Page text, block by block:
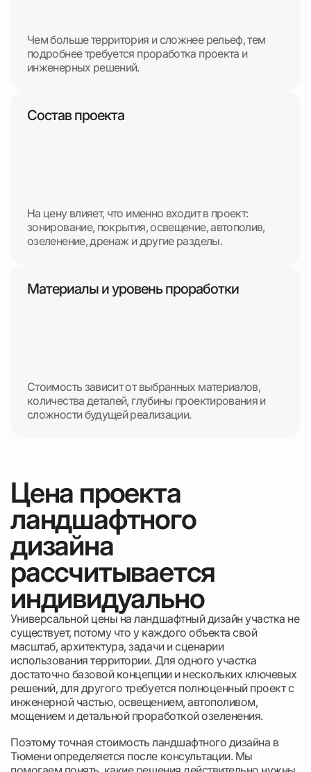
Чем больше территория и сложнее рельеф, тем
подробнее требуется проработка проекта и
инженерных решений.
Состав проекта
На цену влияет, что именно входит в проект:
зонирование, покрытия, освещение, автополив,
озеленение, дренаж и другие разделы.
Материалы и уровень проработки
Стоимость зависит от выбранных материалов,
количества деталей, глубины проектирования и
сложности будущей реализации.
Цена проекта
ландшафтного
дизайна
рассчитывается
индивидуально
Универсальной цены на ландшафтный дизайн участка не
существует, потому что у каждого объекта свой
масштаб, архитектура, задачи и сценарии
использования территории. Для одного участка
достаточно базовой концепции и нескольких ключевых
решений, для другого требуется полноценный проект с
инженерной частью, освещением, автополивом,
мощением и детальной проработкой озеленения.
Поэтому точная стоимость ландшафтного дизайна в
Тюмени определяется после консультации. Мы